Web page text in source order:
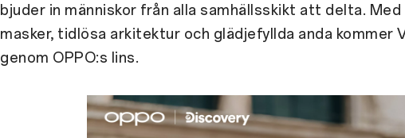
bjuder in människor från alla samhällsskikt att delta. Med
masker, tidlösa arkitektur och glädjefyllda anda kommer
genom OPPO:s lins.